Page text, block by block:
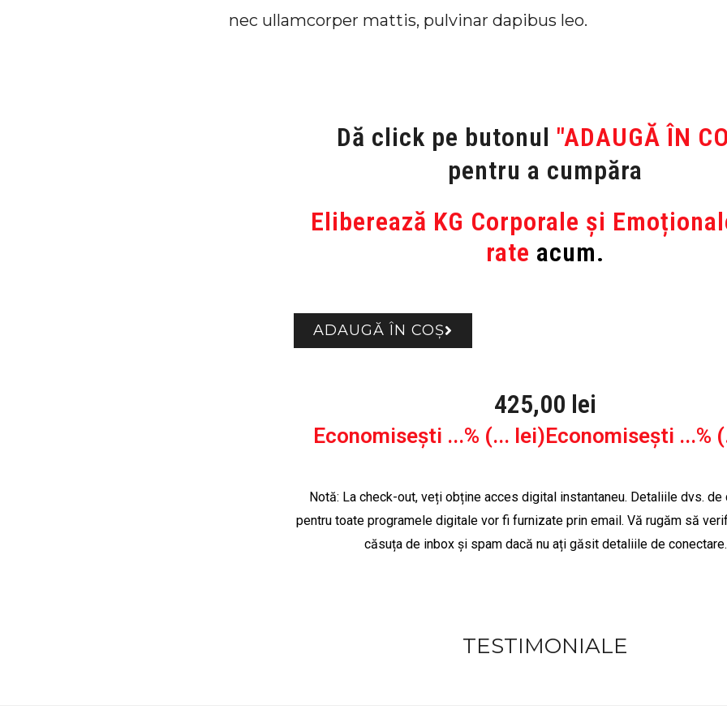
nec ullamcorper mattis, pulvinar dapibus leo.
Dă click pe butonul "ADAUGĂ ÎN
pentru a cumpăra
Eliberează KG Corporale și
rate acum.
ADAUGĂ ÎN COȘ
425,00 lei
Economisești ...% (... lei)Economisești ...%
Notă: La check-out, veți obține acces digital instantaneu. Detaliile dvs. de
pentru toate programele digitale vor fi furnizate prin email. Vă rugăm să
căsuța de inbox și spam dacă nu ați găsit detaliile de conectare.
TESTIMONIALE